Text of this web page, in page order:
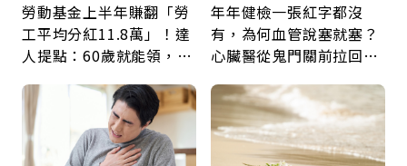
勞動基金上半年賺翻「勞
工平均分紅11.8萬」！達
人提點：60歲就能領，重
年年健檢一張紅字都沒
有，為何血管說塞就塞？
心臟醫從鬼門關前拉回病
字